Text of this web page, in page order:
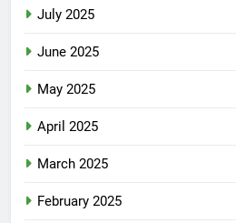
July 2025
June 2025
May 2025
April 2025
March 2025
February 2025